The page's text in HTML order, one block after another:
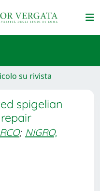
su rivista
spigelian
; NIGRO,